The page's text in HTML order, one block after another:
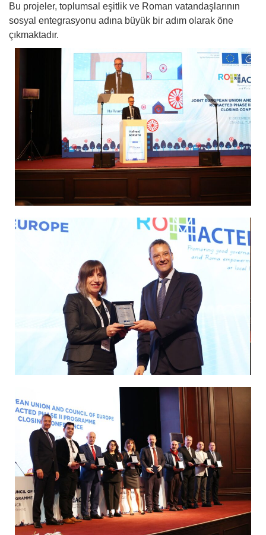
Bu projeler, toplumsal eşitlik ve Roman vatandaşlarının
sosyal entegrasyonu adına büyük bir adım olarak öne
çıkmaktadır.